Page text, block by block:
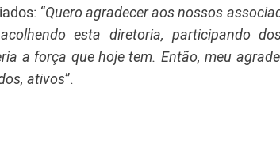
“Quero agradecer aos nossos
esta diretoria, participando
a força que hoje tem. Então, meu
ativos”.